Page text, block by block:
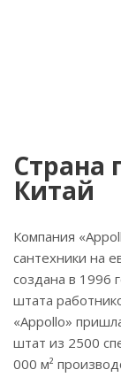
Страна
Китай
Компания
сантехники на
создана в 1996
штата
«Appollo»
штат из 2500
000 м²